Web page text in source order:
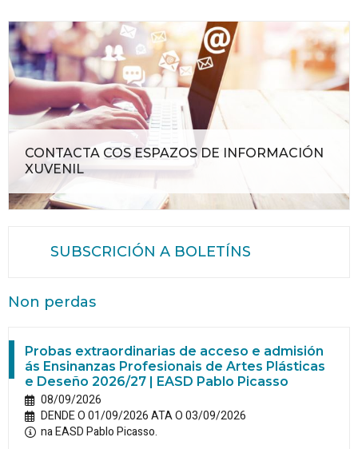
CONTACTA COS ESPAZOS DE INFORMACIÓN
XUVENIL
SUBSCRICIÓN A BOLETÍNS
Non perdas
Probas extraordinarias de acceso e admisión
ás Ensinanzas Profesionais de Artes Plásticas
e Deseño 2026/27 | EASD Pablo Picasso
08/09/2026
DENDE O 01/09/2026 ATA O 03/09/2026
na EASD Pablo Picasso.